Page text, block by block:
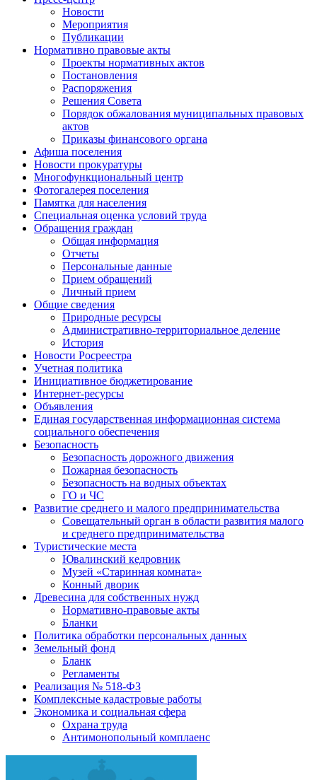
Новости
Мероприятия
Публикации
Нормативно правовые акты
Проекты нормативных актов
Постановления
Распоряжения
Решения Совета
Порядок обжалования муниципальных правовых
актов
Приказы финансового органа
Афиша поселения
Новости прокуратуры
Многофункциональный центр
Фотогалерея поселения
Памятка для населения
Специальная оценка условий труда
Обращения граждан
Общая информация
Отчеты
Персональные данные
Прием обращений
Личный прием
Общие сведения
Природные ресурсы
Административно-территориальное деление
История
Новости Росреестра
Учетная политика
Инициативное бюджетирование
Интернет-ресурсы
Объявления
Единая государственная информационная система
социального обеспечения
Безопасность
Безопасность дорожного движения
Пожарная безопасность
Безопасность на водных объектах
ГО и ЧС
Развитие среднего и малого предпринимательства
Совещательный орган в области развития малого
и среднего предпринимательства
Туристические места
Ювалинский кедровник
Музей «Старинная комната»
Конный дворик
Древесина для собственных нужд
Нормативно-правовые акты
Бланки
Политика обработки персональных данных
Земельный фонд
Бланк
Регламенты
Реализация № 518-ФЗ
Комплексные кадастровые работы
Экономика и социальная сфера
Охрана труда
Антимонопольный комплаенс